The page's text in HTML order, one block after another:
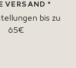
VERSAND *
bis zu
65€